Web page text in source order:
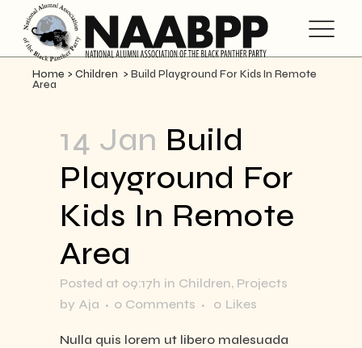
Home > Children > Build Playground For Kids In Remote
Area
14 Jan Build
Playground For
Kids In Remote
Area
Posted at 09:17h in Children, Projects
by Aja 0 Comments 0 Likes
Nulla quis lorem ut libero malesuada